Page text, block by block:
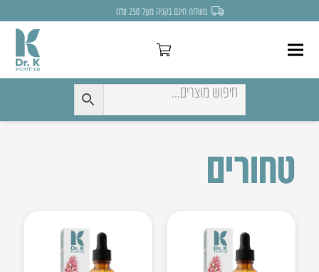
משלוח חינם בקניה מעל 250 ש״ח
טחורים